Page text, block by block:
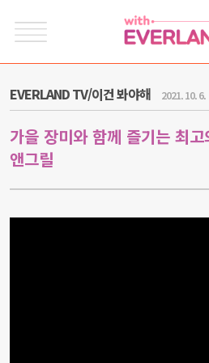
EVERLAND TV/이건 봐야해 2021. 10. 6.
가을 장미와 함께 즐기는 최
앤그릴